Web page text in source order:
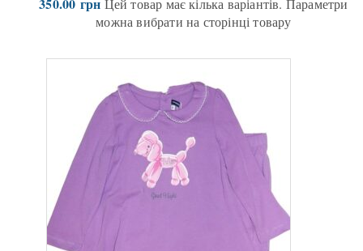
Цей товар має кілька варіантів. Параметри
можна вибрати на сторінці товару